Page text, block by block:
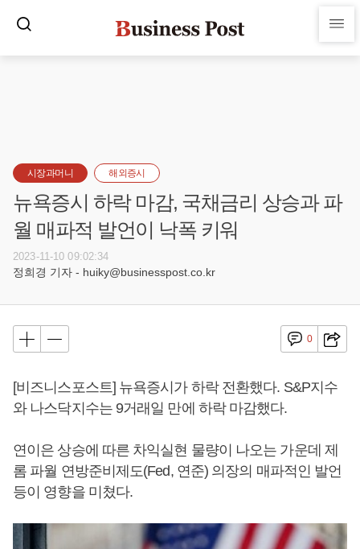
시장과머니 해외증시
뉴욕증시 하락 마감, 국채금리 상승과 파
월 매파적 발언이 낙폭 키워
2023-11-10 09:02:34
정희경 기자 - huiky@businesspost.co.kr
0
[비즈니스포스트] 뉴욕증시가 하락 전환했다. S&P지수
와 나스닥지수는 9거래일 만에 하락 마감했다.
연이은 상승에 따른 차익실현 물량이 나오는 가운데 제
롬 파월 연방준비제도(Fed, 연준) 의장의 매파적인 발언
등이 영향을 미쳤다.